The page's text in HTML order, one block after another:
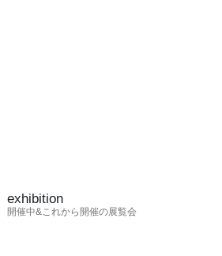
exhibition
開催中&これから開催の展覧会